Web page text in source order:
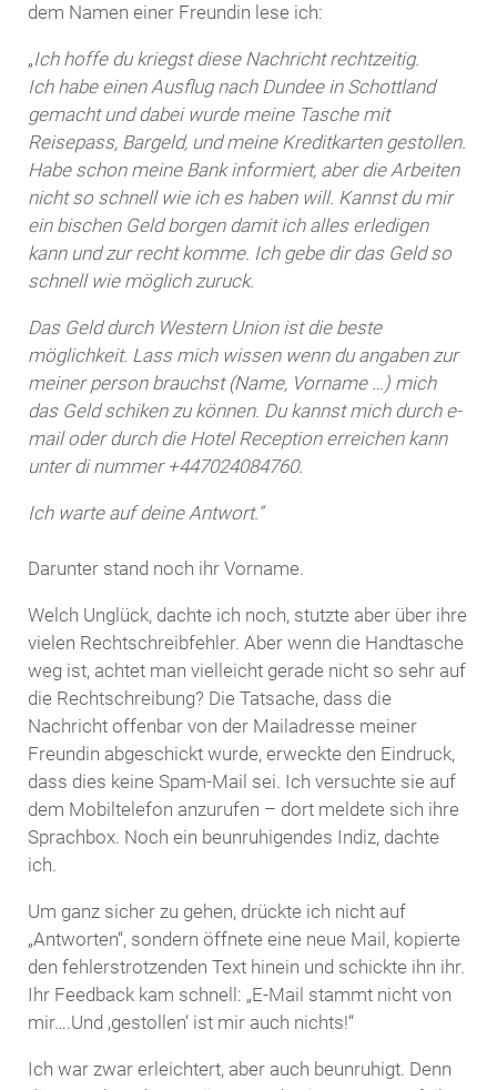
dem Namen einer Freundin lese ich:
„Ich hoffe du kriegst diese Nachricht rechtzeitig.
Ich habe einen Ausflug nach Dundee in Schottland
gemacht und dabei wurde meine Tasche mit
Reisepass, Bargeld, und meine Kreditkarten gestollen.
Habe schon meine Bank informiert, aber die Arbeiten
nicht so schnell wie ich es haben will. Kannst du mir
ein bischen Geld borgen damit ich alles erledigen
kann und zur recht komme. Ich gebe dir das Geld so
schnell wie möglich zuruck.
Das Geld durch Western Union ist die beste
möglichkeit. Lass mich wissen wenn du angaben zur
meiner person brauchst (Name, Vorname …) mich
das Geld schiken zu können. Du kannst mich durch e-
mail oder durch die Hotel Reception erreichen kann
unter di nummer +447024084760.
Ich warte auf deine Antwort.“
Darunter stand noch ihr Vorname.
Welch Unglück, dachte ich noch, stutzte aber über ihre
vielen Rechtschreibfehler. Aber wenn die Handtasche
weg ist, achtet man vielleicht gerade nicht so sehr auf
die Rechtschreibung? Die Tatsache, dass die
Nachricht offenbar von der Mailadresse meiner
Freundin abgeschickt wurde, erweckte den Eindruck,
dass dies keine Spam-Mail sei. Ich versuchte sie auf
dem Mobiltelefon anzurufen – dort meldete sich ihre
Sprachbox. Noch ein beunruhigendes Indiz, dachte
ich.
Um ganz sicher zu gehen, drückte ich nicht auf
„Antworten“, sondern öffnete eine neue Mail, kopierte
den fehlerstrotzenden Text hinein und schickte ihn ihr.
Ihr Feedback kam schnell: „E-Mail stammt nicht von
mir….Und ‚gestollen‘ ist mir auch nichts!“
Ich war zwar erleichtert, aber auch beunruhigt. Denn